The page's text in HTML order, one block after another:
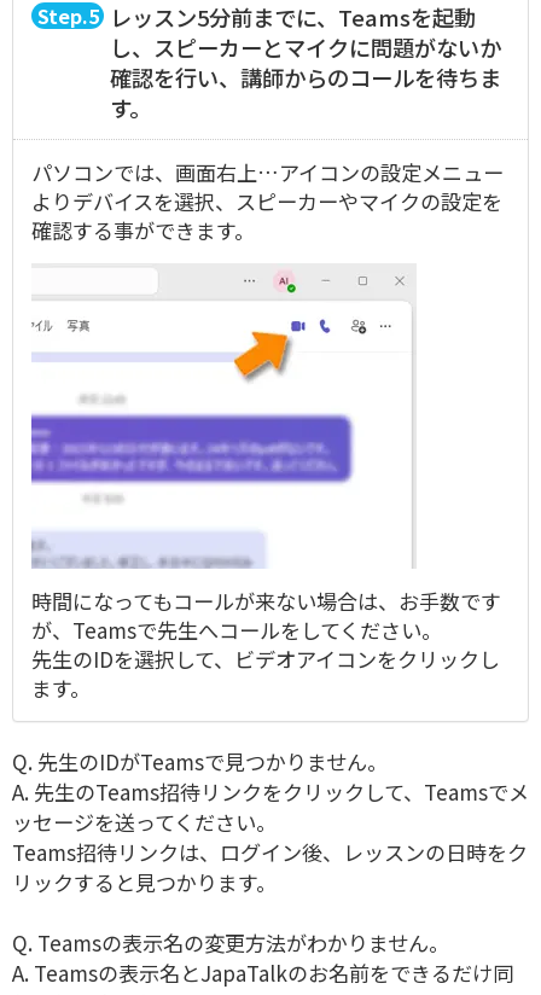
5 レッスン5分前までに、Teamsを起動
し、スピーカーとマイクに問題がないか
確認を行い、講師からのコールを待ちま
す。
パソコンでは、画面右上…アイコンの設定メニュー
よりデバイスを選択、スピーカーやマイクの設定を
確認する事ができます。
時間になってもコールが来ない場合は、お手数です
が、Teamsで先生へコールをしてください。
先生のIDを選択して、ビデオアイコンをクリックし
ます。
Q. 先生のIDがTeamsで見つかりません。
A. 先生のTeams招待リンクをクリックして、Teamsでメ
ッセージを送ってください。
Teams招待リンクは、ログイン後、レッスンの日時をク
リックすると見つかります。
Q. Teamsの表示名の変更方法がわかりません。
A. Teamsの表示名とJapaTalkのお名前をできるだけ同